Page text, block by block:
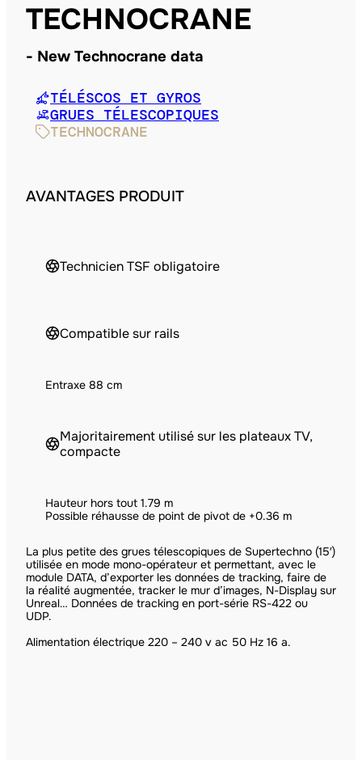
TECHNOCRANE
New Technocrane data
TÉLÉSCOS ET GYROS
GRUES TÉLESCOPIQUES
TECHNOCRANE
AVANTAGES PRODUIT
Technicien TSF obligatoire
Compatible sur rails
Entraxe 88 cm
Majoritairement utilisé sur les plateaux TV,
compacte
Hauteur hors tout 1.79 m
Possible réhausse de point de pivot de +0.36 m
La plus petite des grues télescopiques de Supertechno (15′)
utilisée en mode mono-opérateur et permettant, avec le
module DATA, d’exporter les données de tracking, faire de
la réalité augmentée, tracker le mur d’images, N-Display sur
Unreal… Données de tracking en port-série RS-422 ou
UDP.
Alimentation électrique 220 – 240 v ac 50 Hz 16 a.